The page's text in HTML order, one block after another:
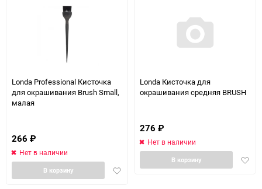
Londa Professional Кисточка
для окрашивания Brush Small,
малая
266 ₽
Нет в наличии
Добавить
В корзину
Londa Кисточка для
окрашивания средняя BRUSH
276 ₽
Нет в наличии
В корзину